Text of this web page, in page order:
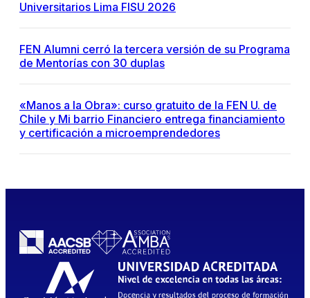
Universitarios Lima FISU 2026
FEN Alumni cerró la tercera versión de su Programa
de Mentorías con 30 duplas
«Manos a la Obra»: curso gratuito de la FEN U. de
Chile y Mi barrio Financiero entrega financiamiento
y certificación a microemprendedores